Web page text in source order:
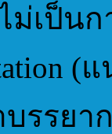
ม่เป็น
รรย